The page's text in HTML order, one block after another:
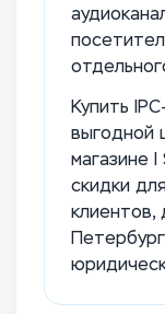
Купить
выгодной
магазине
скидки
клиентов,